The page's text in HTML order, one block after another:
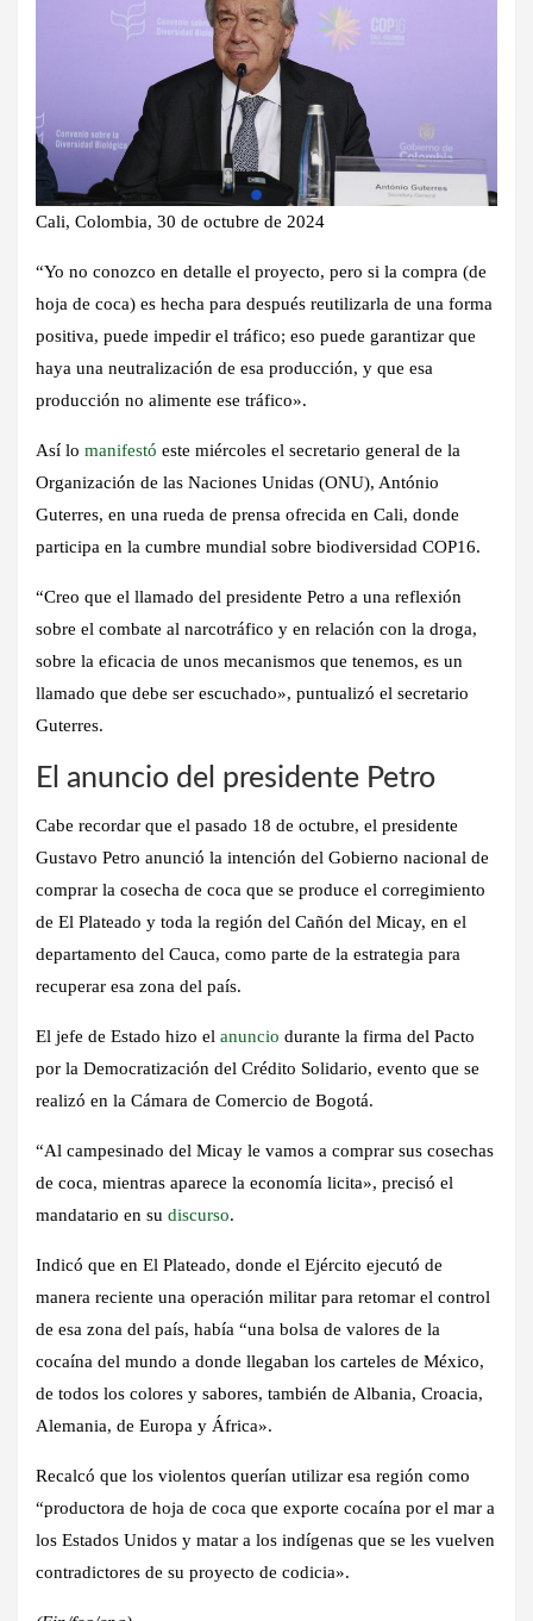
Cali, Colombia, 30 de octubre de 2024
“Yo no conozco en detalle el proyecto, pero si la compra (de
hoja de coca) es hecha para después reutilizarla de una forma
positiva, puede impedir el tráfico; eso puede garantizar que
haya una neutralización de esa producción, y que esa
producción no alimente ese tráfico».
Así lo manifestó este miércoles el secretario general de la
Organización de las Naciones Unidas (ONU), António
Guterres, en una rueda de prensa ofrecida en Cali, donde
participa en la cumbre mundial sobre biodiversidad COP16.
“Creo que el llamado del presidente Petro a una reflexión
sobre el combate al narcotráfico y en relación con la droga,
sobre la eficacia de unos mecanismos que tenemos, es un
llamado que debe ser escuchado», puntualizó el secretario
Guterres.
​El anun​cio del presidente Petro
​Cabe recordar que el pasado 18 de octubre, el presidente
Gustavo Petro anunció la intención del Gobierno nacional de
comprar la cosecha de coca que se produce el corregimiento
de El Plateado y toda la región del Cañón del Micay, en el
departamento del Cauca, como parte de la estrategia para
recuperar esa zona del país.
El jefe de Estado hizo el anuncio durante la firma del Pacto
por la Democratización del Crédito Solidario, evento que se
realizó en la Cámara de Comercio de Bogotá.
“Al campesinado del Micay le vamos a comprar sus cosechas
de coca, mientras aparece la economía licita», precisó el
mandatario en su discurso.
Indicó que en El Plateado, donde el Ejército ejecutó de
manera reciente una operación militar para retomar el control
de esa zona del país, había “una bolsa de valores de la
cocaína del mundo a donde llegaban los carteles de México,
de todos los colores y sabores, también de Albania, Croacia,
Alemania, de Europa y África».
Recalcó que los violentos querían utilizar esa región como
“productora de hoja de coca que exporte cocaína por el mar a
los Estados Unidos y matar a los indígenas que se les vuelven
contradictores de su proyecto de codicia».